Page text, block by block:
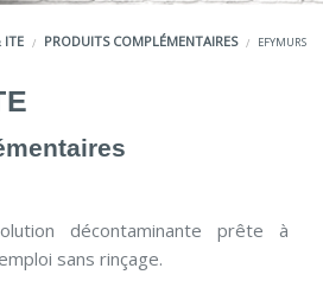
ITE PRODUITS COMPLÉMENTAIRES EFYMURS
décontaminante prête à
sans rinçage.